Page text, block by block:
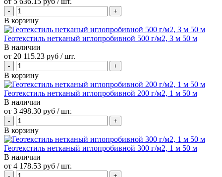
В корзину
Геотекстиль нетканый иглопробивной 500 г/м2, 3 м 50 м
В наличии
от 20 115.23 руб / шт.
В корзину
Геотекстиль нетканый иглопробивной 200 г/м2, 1 м 50 м
В наличии
от 3 498.30 руб / шт.
В корзину
Геотекстиль нетканый иглопробивной 300 г/м2, 1 м 50 м
В наличии
от 4 178.53 руб / шт.